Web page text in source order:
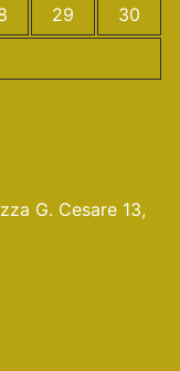
29
30
G. Cesare 13,